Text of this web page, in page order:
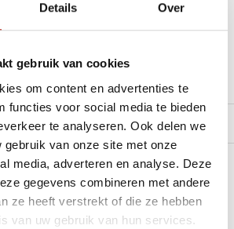
Details Over
gebruik van cookies
om content en advertenties te
functies voor social media te bieden
te analyseren. Ook delen we
gebruik van onze site met onze
media, adverteren en analyse. Deze
gegevens combineren met andere
ze heeft verstrekt of die ze hebben
van uw gebruik van hun services.
volgende varianten:
over dit product?
voor een snel antwoord 24/7